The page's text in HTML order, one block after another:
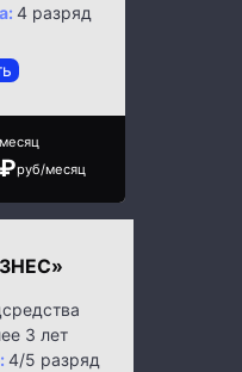
4 разряд
руб/месяц
3 лет
4/5 разряд